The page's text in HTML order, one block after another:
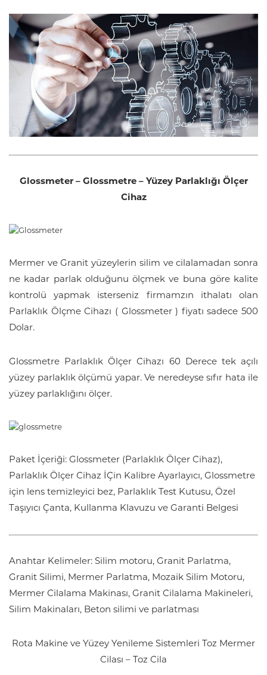
Glossmeter – Glossmetre – Yüzey Parlaklığı Ölçer
Cihaz
Mermer ve Granit yüzeylerin silim ve cilalamadan sonra
ne kadar parlak olduğunu ölçmek ve buna göre kalite
kontrolü yapmak isterseniz firmamzın ithalatı olan
Parlaklık Ölçme Cihazı ( Glossmeter ) fiyatı sadece 500
Dolar.
Glossmetre Parlaklık Ölçer Cihazı 60 Derece tek açılı
yüzey parlaklık ölçümü yapar. Ve neredeyse sıfır hata ile
yüzey parlaklığını ölçer.
Paket İçeriği: Glossmeter (Parlaklık Ölçer Cihaz),
Parlaklık Ölçer Cihaz İÇin Kalibre Ayarlayıcı, Glossmetre
için lens temizleyici bez, Parlaklık Test Kutusu, Özel
Taşıyıcı Çanta, Kullanma Klavuzu ve Garanti Belgesi
Anahtar Kelimeler: Silim motoru, Granit Parlatma,
Granit Silimi, Mermer Parlatma, Mozaik Silim Motoru,
Mermer Cilalama Makinası, Granit Cilalama Makineleri,
Silim Makinaları, Beton silimi ve parlatması
Rota Makine ve Yüzey Yenileme Sistemleri
Toz Mermer
Cilası – Toz Cila